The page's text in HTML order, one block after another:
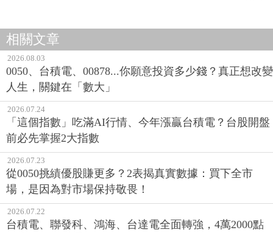
相關文章
2026.08.03
0050、台積電、00878...你願意投資多少錢？真正想改變
人生，關鍵在「數大」
2026.07.24
「這個指數」吃滿AI行情、今年漲贏台積電？台股開盤
前必先掌握2大指數
2026.07.23
從0050挑績優股賺更多？2表揭真實數據：買下全市
場，是因為對市場保持敬畏！
2026.07.22
台積電、聯發科、鴻海、台達電全面轉強，4萬2000點